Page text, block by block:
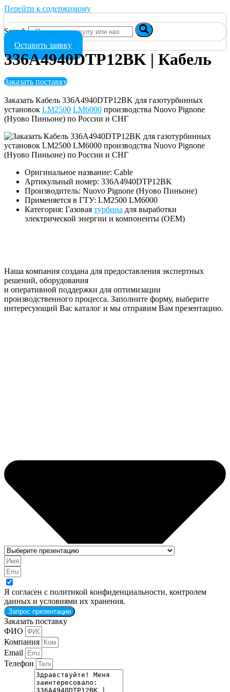
Перейти к содержимому
Search
Оставить заявку
336A4940DTP12BK | Кабель
Заказать поставку
Заказать Кабель 336A4940DTP12BK для газотурбинных
установок LM2500 LM6000 производства Nuovo Pignone
(Нуово Пиньоне) по России и СНГ
Оригинальное название: Cable
Артикульный номер: 336A4940DTP12BK
Производитель: Nuovo Pignone (Нуово Пиньоне)
Применяется в ГТУ: LM2500 LM6000
Категория: Газовая турбина для выработки
электрической энергии и компоненты (OEM)
Наша компания создана для предоставления экспертных
решений, оборудования
и оперативной поддержки для оптимизации
производственного процесса. Заполните форму, выберите
интересующий Вас каталог и мы отправим Вам презентацию.
Я согласен с политикой конфиденциальности, контролем
данных и условиями их хранения.
Запрос презентации
Заказать поставку
ФИО
Компания
Email
Телефон